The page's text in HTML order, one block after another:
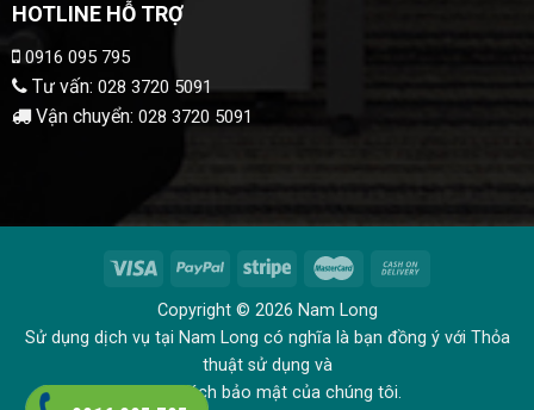
HOTLINE HỖ TRỢ
0916 095 795
Tư vấn: 028 3720 5091
Vận chuyển: 028 3720 5091
Copyright © 2026 Nam Long
Sử dụng dịch vụ tại Nam Long có nghĩa là bạn đồng ý với Thỏa
thuật sử dụng và
Chính sách bảo mật của chúng tôi.